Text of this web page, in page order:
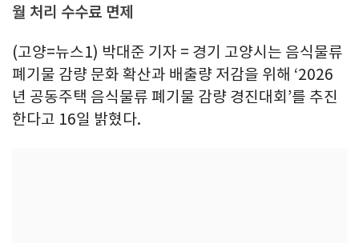
월 처리 수수료 면제
(고양=뉴스1) 박대준 기자 = 경기 고양시는 음식물류
폐기물 감량 문화 확산과 배출량 저감을 위해 ‘2026
년 공동주택 음식물류 폐기물 감량 경진대회’를 추진
한다고 16일 밝혔다.